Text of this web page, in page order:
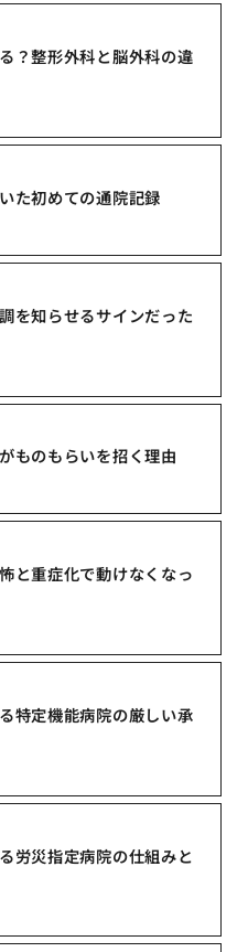
？整形外科と脳外科の違
た初めての通院記録
を知らせるサインだった
ものもらいを招く理由
と重症化で動けなくなっ
特定機能病院の厳しい承
労災指定病院の仕組みと